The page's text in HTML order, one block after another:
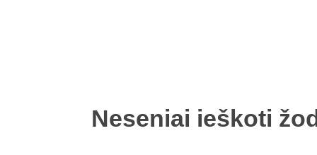
Neseniai ieškoti